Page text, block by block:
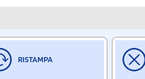
RISTAMPA